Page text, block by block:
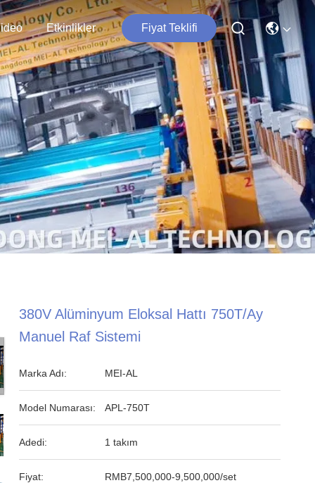
Etkinlikler Fiyat Teklifi
380V Alüminyum Eloksal Hattı 750T/Ay
Manuel Raf Sistemi
Marka Adı: MEI-AL
Model Numarası: APL-750T
Adedi: 1 takım
Fiyat: RMB7,500,000-9,500,000/set